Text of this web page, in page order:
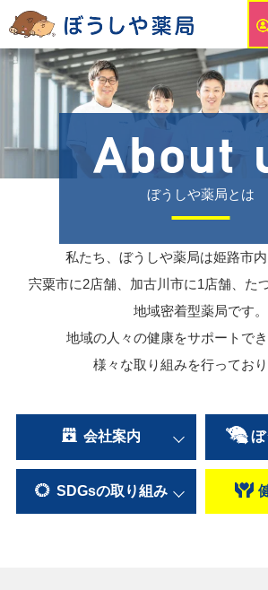
ぼうしや薬局とは
私たち、ぼうしや薬局は姫路市内
宍粟市に2店舗、加古川市に1店舗、た
地域密着型薬局です。
地域の人々の健康をサポートでき
様々な取り組みを行っており
会社案内 ぼ
SDGsの取り組み